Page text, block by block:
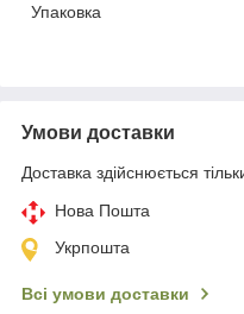
Упаковка
Умови доставки
Доставка здійснюється
Нова Пошта
Укрпошта
Всі умови доставки